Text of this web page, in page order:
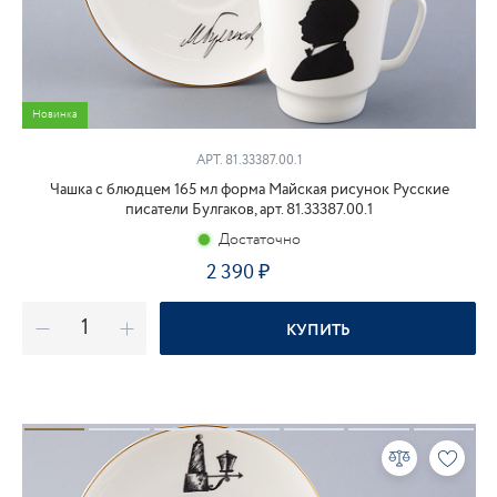
Новинка
АРТ. 81.33387.00.1
Чашка с блюдцем 165 мл форма Майская рисунок Русские
писатели Булгаков, арт. 81.33387.00.1
Достаточно
2 390₽
КУПИТЬ